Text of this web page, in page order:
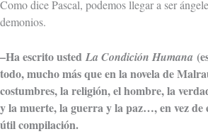
Como dice Pascal, podemos llegar a ser
demonios.
–Ha escrito usted La Condición Humana
todo, mucho más que en la novela de
costumbres, la religión, el hombre, la
y la muerte, la guerra y la paz…, en vez de
útil compilación.